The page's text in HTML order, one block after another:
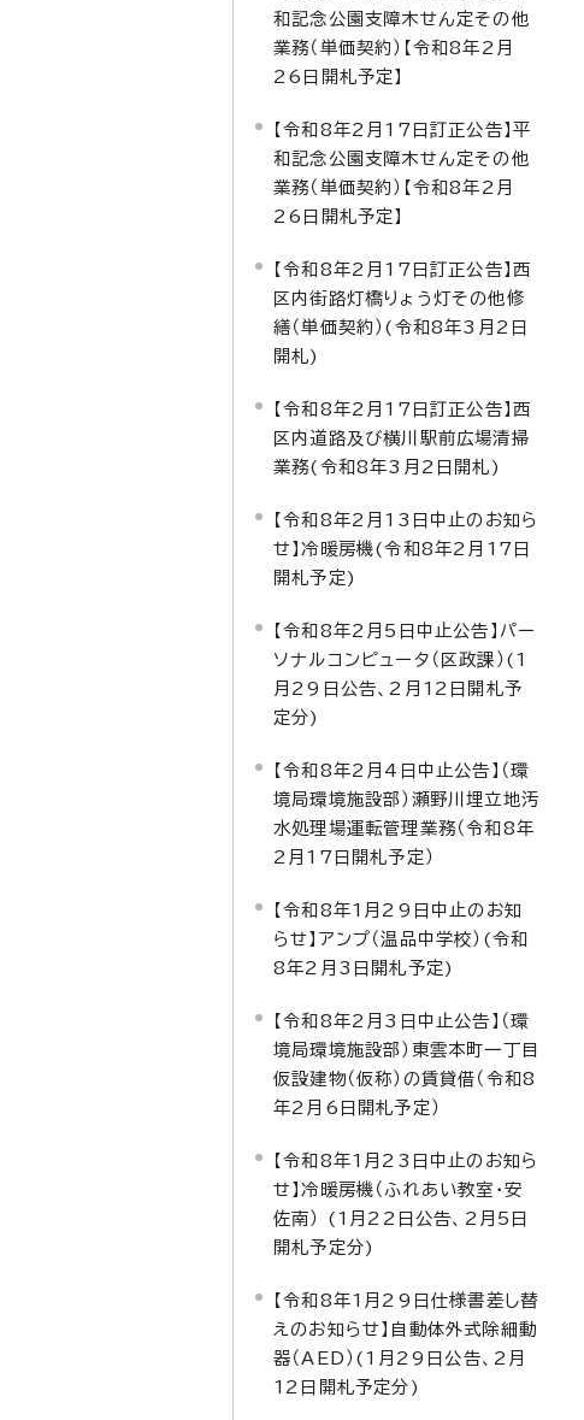
和記念公園支障木せん定その他
業務（単価契約）【令和8年2月
26日開札予定】
【令和8年2月17日訂正公告】平
和記念公園支障木せん定その他
業務（単価契約）【令和8年2月
26日開札予定】
【令和8年2月17日訂正公告】西
区内街路灯橋りょう灯その他修
繕（単価契約）(令和8年3月2日
開札)
【令和8年2月17日訂正公告】西
区内道路及び横川駅前広場清掃
業務(令和8年3月2日開札)
【令和8年2月13日中止のお知ら
せ】冷暖房機(令和8年2月17日
開札予定)
【令和8年2月5日中止公告】パー
ソナルコンピュータ（区政課）(1
月29日公告、2月12日開札予
定分)
【令和8年2月4日中止公告】（環
境局環境施設部）瀬野川埋立地汚
水処理場運転管理業務（令和8年
2月17日開札予定）
【令和8年1月29日中止のお知
らせ】アンプ（温品中学校）(令和
8年2月3日開札予定)
【令和8年2月3日中止公告】（環
境局環境施設部）東雲本町一丁目
仮設建物（仮称）の賃貸借（令和8
年2月6日開札予定）
【令和8年1月23日中止のお知ら
せ】冷暖房機（ふれあい教室・安
佐南） (1月22日公告、2月5日
開札予定分)
【令和8年1月29日仕様書差し替
えのお知らせ】自動体外式除細動
器（AED）(1月29日公告、2月
12日開札予定分)